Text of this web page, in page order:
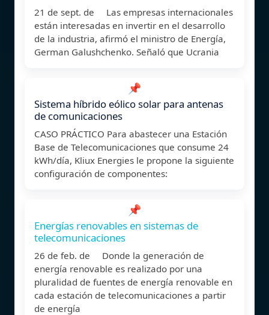
21 de sept. de Las empresas internacionales
están interesadas en invertir en el desarrollo
de la industria, afirmó el ministro de Energía,
German Galushchenko. Señaló que Ucrania
📌
Sistema híbrido eólico solar para antenas
de comunicaciones
CASO PRÁCTICO Para abastecer una Estación
Base de Telecomunicaciones que consume 24
kWh/día, Kliux Energies le propone la siguiente
configuración de componentes:
📌
Energías renovables en sistemas de
telecomunicaciones
26 de feb. de Donde la generación de
energía renovable es realizado por una
pluralidad de fuentes de energía renovable en
cada estación de telecomunicaciones a partir
de energía